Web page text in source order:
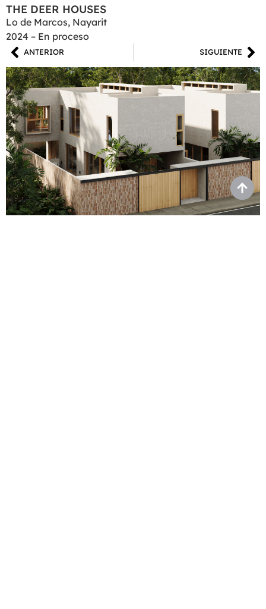
THE DEER HOUSES
Lo de Marcos, Nayarit
2024 – En proceso
ANTERIOR SIGUIENTE